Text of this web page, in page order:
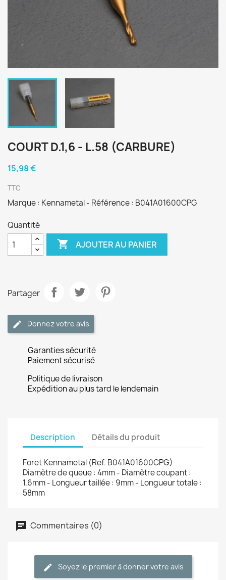
COURT D.1,6 - L.58 (CARBURE)
15,98 €
TTC
Marque : Kennametal - Référence : B041A01600CPG
Quantité
 AJOUTER AU PANIER
Partager
Donnez votre avis
Garanties sécurité
Paiement sécurisé
Politique de livraison
Expédition au plus tard le lendemain
Description Détails du produit
Foret Kennametal (Ref. B041A01600CPG)
Diamètre de queue : 4mm - Diamètre coupant :
1,6mm - Longueur taillée : 9mm - Longueur totale :
58mm
Commentaires (0)
Soyez le premier à donner votre avis